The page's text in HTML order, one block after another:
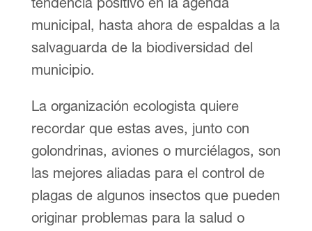
municipal, hasta ahora de espaldas a la
salvaguarda de la biodiversidad del
municipio.
La organización ecologista quiere
recordar que estas aves, junto con
golondrinas, aviones o murciélagos, son
las mejores aliadas para el control de
plagas de algunos insectos que pueden
originar problemas para la salud o